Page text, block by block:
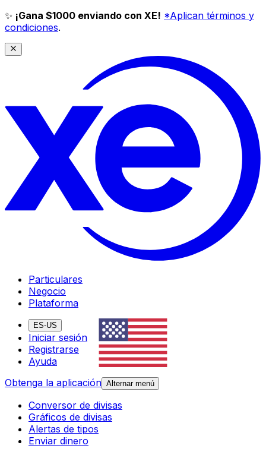
✨ ¡Gana $1000 enviando con XE! *Aplican términos y
condiciones.
Particulares
Negocio
Plataforma
ES-US
Iniciar sesión
Registrarse
Ayuda
Obtenga la aplicación Alternar menú
Conversor de divisas
Gráficos de divisas
Alertas de tipos
Enviar dinero